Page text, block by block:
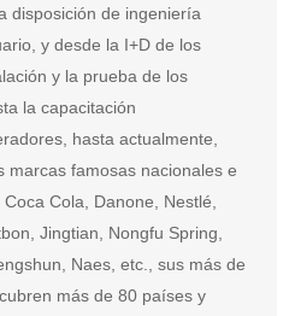
disposición de ingeniería
y desde la I+D de los
y la prueba de los
la capacitación
hasta actualmente,
marcas famosas nacionales e
Cola, Danone, Nestlé,
Jingtian, Nongfu Spring,
Naes, etc., sus más de
más de 80 países y